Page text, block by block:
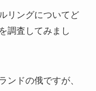
リングについてど
調査してみまし
ンドの俄ですが、